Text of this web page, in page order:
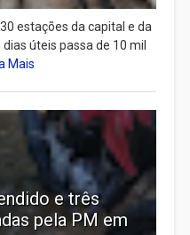
estações da capital e da
úteis passa de 10 mil
Mais
e três
pela PM em